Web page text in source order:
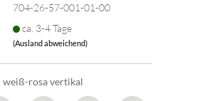
704-26-57-001-01-00
ca. 3-4 Tage
(Ausland abweichend)
weiß-rosa vertikal